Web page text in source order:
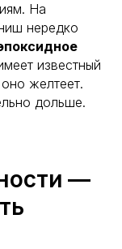
На
нередко
известный
желтеет.
дольше.
—